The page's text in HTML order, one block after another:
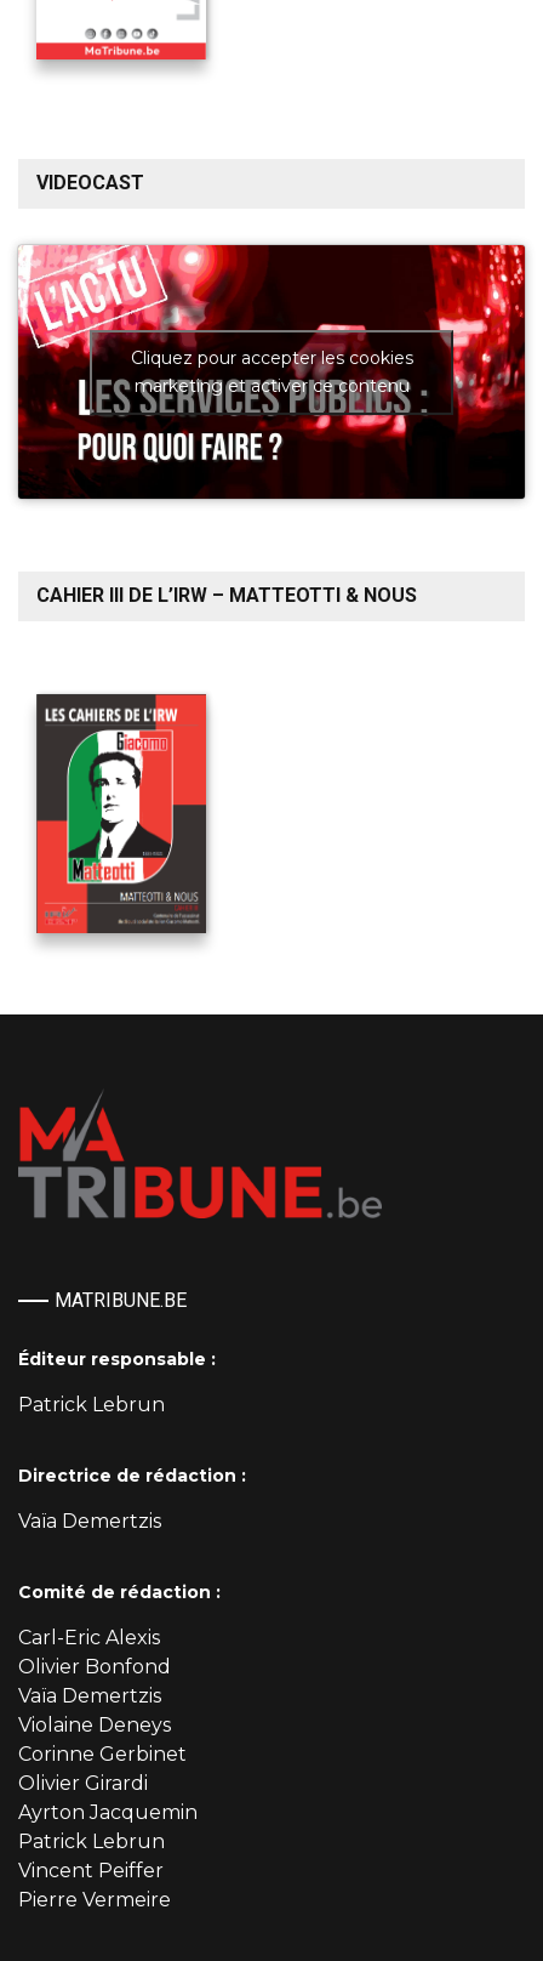
VIDEOCAST
Cliquez pour accepter les cookies
marketing et activer ce contenu
CAHIER III DE L’IRW – MATTEOTTI & NOUS
MATRIBUNE.BE
Éditeur responsable :
Patrick Lebrun
Directrice de rédaction :
Vaïa Demertzis
Comité de rédaction :
Carl-Eric Alexis
Olivier Bonfond
Vaïa Demertzis
Violaine Deneys
Corinne Gerbinet
Olivier Girardi
Ayrton Jacquemin
Patrick Lebrun
Vincent Peiffer
Pierre Vermeire